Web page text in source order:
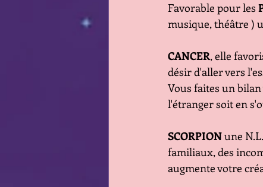
Favorable pour les
musique, théâtre )
CANCER, elle
désir d'aller vers
Vous faites un
l'étranger soit en
SCORPION une
familiaux, des
augmente votre